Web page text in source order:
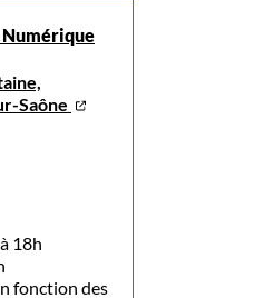
Numérique
Saône
18h
fonction des